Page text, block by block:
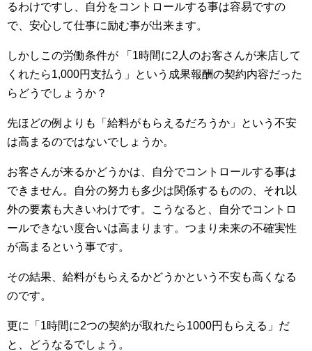
るわけですし、自分をコントロールする事は容易ですの
で、安心して仕事に励む事が出来ます。
しかしこの労働条件が 「1時間に2人のお客さんが来店して
くれたら1,000円支払う」という成果報酬の契約内容だった
らどうでしょうか？
先ほどの例よりも「給料がもらえるだろうか」という不安
は高まるのではないでしょうか。
お客さんが来るかどうかは、自分でコントロールする事は
できません。自分の努力も多少は関係するものの、それ以
外の要素も大きいわけです。こうなると、自分でコントロ
ールできない度合いは高まります。つまり未来の不確実性
が高まるという事です。
その結果、給料がもらえるかどうかという不安も高くなる
のです。
更に「1時間に2つの契約が取れたら1000円もらえる」だ
と、どうなるでしょう。